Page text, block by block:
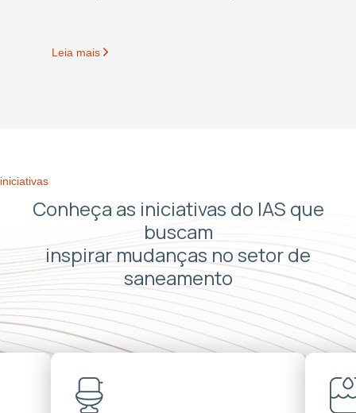
Leia mais
iniciativas
Conheça as iniciativas do IAS que
buscam
inspirar mudanças no setor de
saneamento